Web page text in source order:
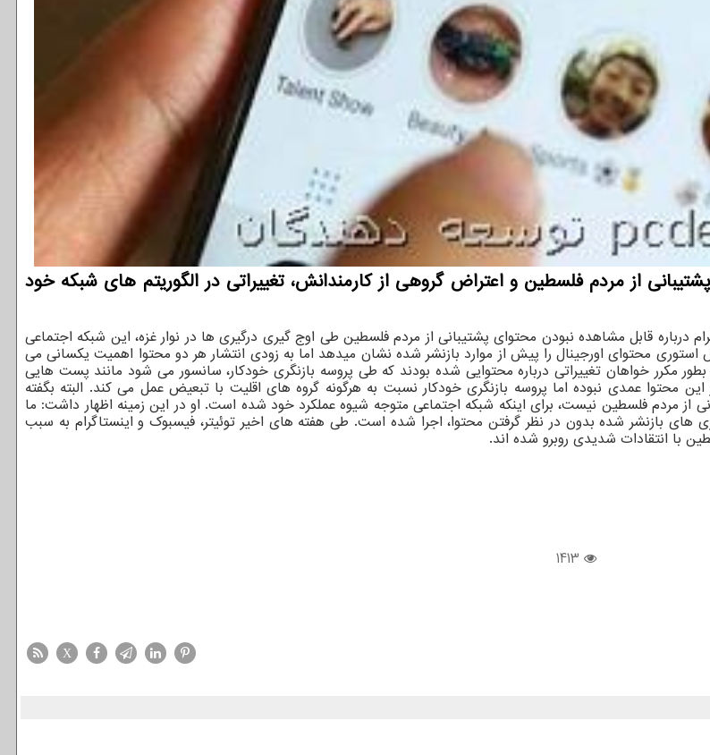
از مردم فلسطین و اعتراض گروهی از کارمندانش، تغییراتی در الگوریتم های شبکه خود
درباره قابل مشاهده نبودن محتوای پشتیبانی از مردم فلسطین طی اوج گیری درگیری ها در نوار غزه، این شبکه اجتماعی
محتوای اورجینال را پیش از موارد بازنشر شده نشان میدهد اما به زودی انتشار هر دو محتوا اهمیت یکسانی می
بطور مکرر خواهان تغییراتی درباره محتوایی شده بودند که طی پروسه بازنگری خودکار، سانسور می شود مانند پست هایی
محتوا عمدی نبوده اما پروسه بازنگری خودکار نسبت به هرگونه گروه های اقلیت با تبعیض عمل می کند. البته بگفته
از مردم فلسطین نیست، برای اینکه شبکه اجتماعی متوجه شیوه عملکرد خود شده است. او در این زمینه اظهار داشت: ما
های بازنشر شده بدون در نظر گرفتن محتوا، اجرا شده است. طی هفته های اخیر توئیتر، فیسبوک و اینستاگرام به سبب
با انتقادات شدیدی روبرو شده اند.
1413
X